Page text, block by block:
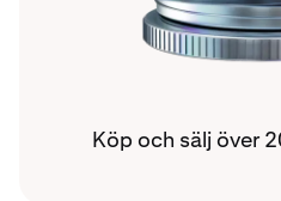
Köp och sälj över